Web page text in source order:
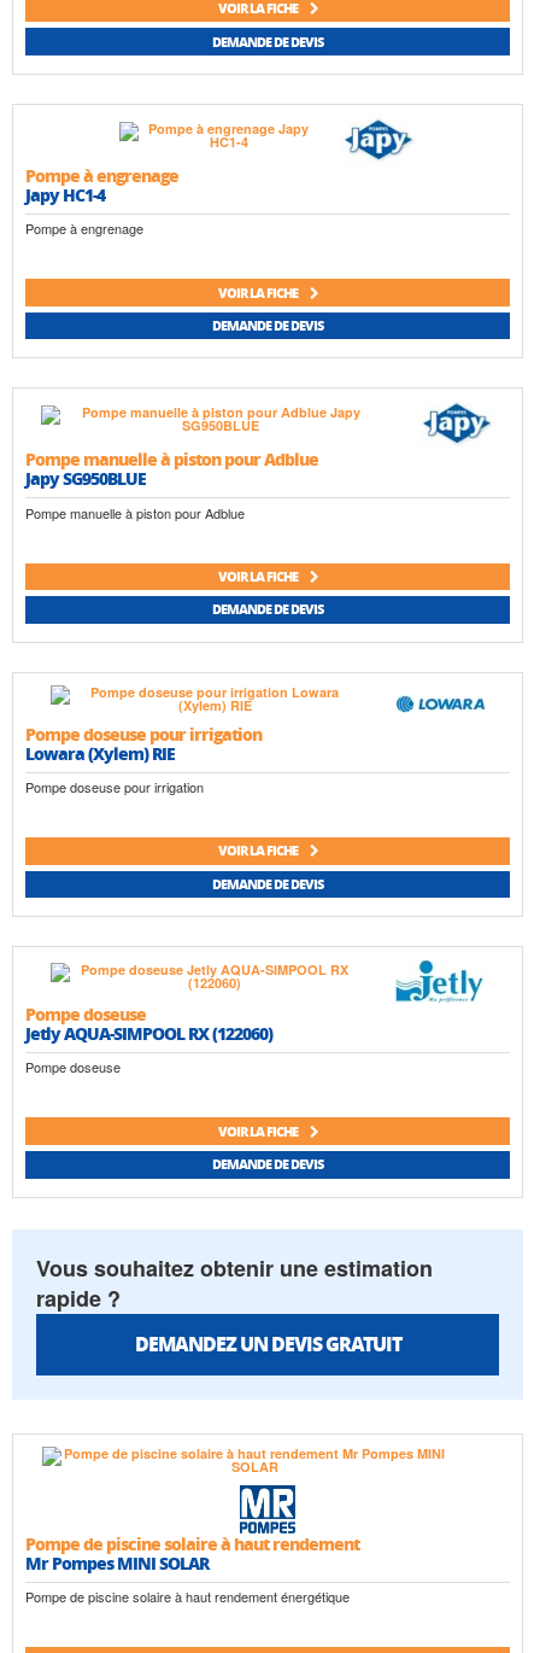
VOIR LA FICHE
DEMANDE DE DEVIS
Pompe à engrenage
Japy HC1-4
Pompe à engrenage
VOIR LA FICHE
DEMANDE DE DEVIS
Pompe manuelle à piston pour Adblue
Japy SG950BLUE
Pompe manuelle à piston pour Adblue
VOIR LA FICHE
DEMANDE DE DEVIS
Pompe doseuse pour irrigation
Lowara (Xylem) RIE
Pompe doseuse pour irrigation
VOIR LA FICHE
DEMANDE DE DEVIS
Pompe doseuse
Jetly AQUA-SIMPOOL RX (122060)
Pompe doseuse
VOIR LA FICHE
DEMANDE DE DEVIS
Vous souhaitez obtenir une estimation
rapide ?
DEMANDEZ UN DEVIS GRATUIT
Pompe de piscine solaire à haut rendement
Mr Pompes MINI SOLAR
Pompe de piscine solaire à haut rendement énergétique